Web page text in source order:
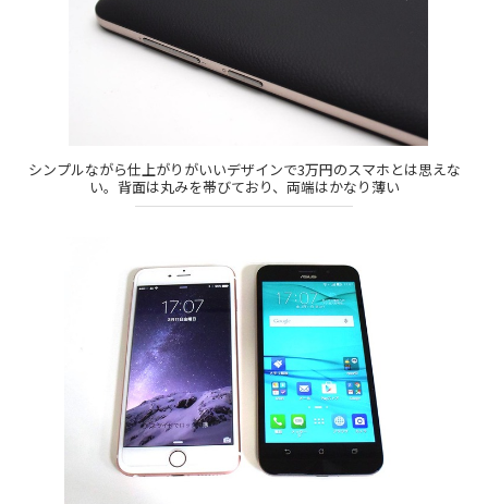
シンプルながら仕上がりがいいデザインで3万円のスマホとは思えな
い。背面は丸みを帯びており、両端はかなり薄い